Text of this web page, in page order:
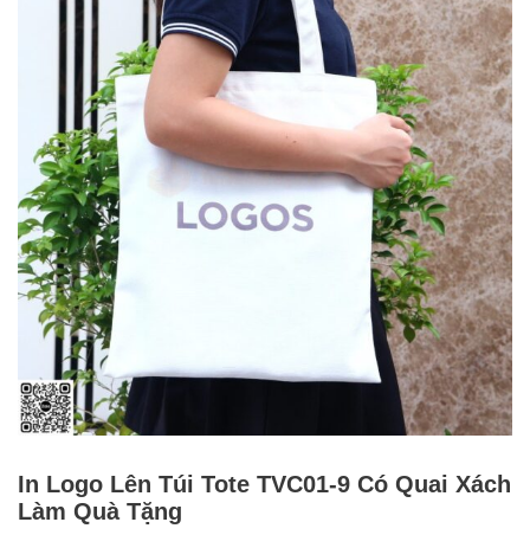
In Logo Lên Túi Tote TVC01-9 Có Quai Xách
Làm Quà Tặng